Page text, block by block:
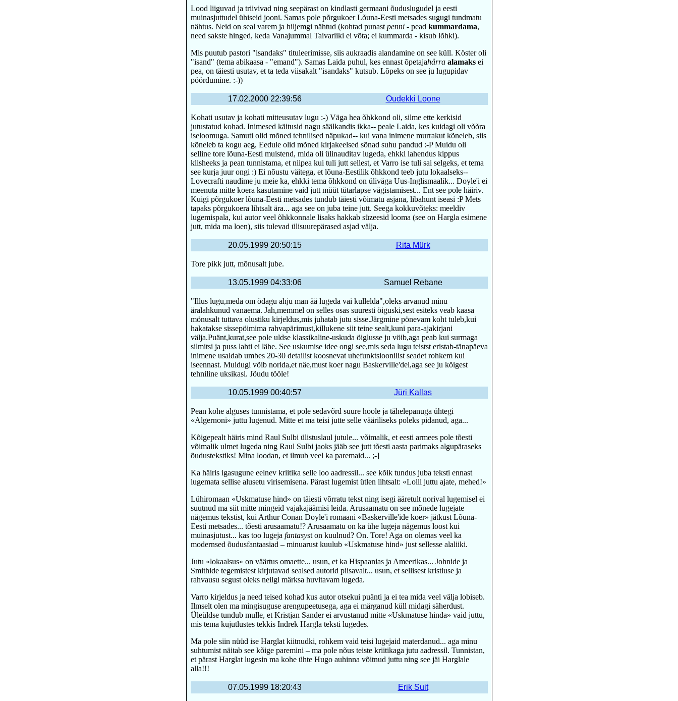
Lood liiguvad ja triivivad ning seepärast on kindlasti germaani õuduslugudel ja eesti
muinasjuttudel ühiseid jooni. Samas pole põrgukoer Lõuna-Eesti metsades sugugi tundmatu
nähtus. Neid on seal varem ja hiljemgi nähtud (kohtad punast penni- pead kummardama,
need sakste hinged, keda Vanajummal Taivariiki ei võta; ei kummarda - kisub lõhki).
Mis puutub pastori "isandaks" tituleerimisse, siis aukraadis alandamine on see küll. Köster oli
"isand" (tema abikaasa - "emand"). Samas Laida puhul, kes ennast õpetajahärra alamaksei
pea, on täiesti usutav, et ta teda viisakalt "isandaks" kutsub. Lõpeks on see ju lugupidav
pöördumine. :-))
17.02.2000 22:39:56 Oudekki Loone
Kohati usutav ja kohati mitteusutav lugu :-) Väga hea õhkkond oli, silme ette kerkisid
jutustatud kohad. Inimesed käitusid nagu säälkandis ikka-- peale Laida, kes kuidagi oli võõra
iseloomuga. Samuti olid mõned tehnilised näpukad-- kui vana inimene murrakut kõneleb, siis
kõneleb ta kogu aeg, Eedule olid mõned kirjakeelsed sõnad suhu pandud :-P Muidu oli
selline tore lõuna-Eesti muistend, mida oli ülinauditav lugeda, ehkki lahendus kippus
klisheeks ja pean tunnistama, et niipea kui tuli jutt sellest, et Varro ise tuli sai selgeks, et tema
see kurja juur ongi :) Ei nõustu väitega, et lõuna-Eestilik õhkkond teeb jutu lokaalseks--
Lovecrafti naudime ju meie ka, ehkki tema õhkkond on üliväga Uus-Inglismaalik... Doyle'i ei
meenuta mitte koera kasutamine vaid jutt müüt tütarlapse vägistamisest... Ent see pole häiriv.
Kuigi põrgukoer lõuna-Eesti metsades tundub täiesti võimatu asjana, libahunt iseasi :P Mets
tapaks põrgukoera lihtsalt ära... aga see on juba teine jutt. Seega kokkuvõteks: meeldiv
lugemispala, kui autor veel õhkkonnale lisaks hakkab süzeesid looma (see on Hargla esimene
jutt, mida ma loen), siis tulevad ülisuurepärased asjad välja.
20.05.1999 20:50:15 Rita Mürk
Tore pikk jutt, mõnusalt jube.
13.05.1999 04:33:06 Samuel Rebane
"Illus lugu,meda om ödagu ahju man ää lugeda vai kullelda",oleks arvanud minu
äralahkunud vanaema. Jah,memmel on selles osas suuresti öiguski,sest esiteks veab kaasa
mönusalt tuttava olustiku kirjeldus,mis juhatab jutu sisse.Järgmine pönevam koht tuleb,kui
hakatakse sissepöimima rahvapärimust,killukene siit teine sealt,kuni para-ajakirjani
välja.Puänt,kurat,see pole uldse klassikaline-uskuda öiglusse ju vöib,aga peab kui surmaga
silmitsi ja puss lahti ei lähe. See uskumise idee ongi see,mis seda lugu teistst eristab-tänapäeva
inimene usaldab umbes 20-30 detailist koosnevat uhefunktsioonilist seadet rohkem kui
iseennast. Muidugi vöib norida,et näe,must koer nagu Baskerville'del,aga see ju köigest
tehniline uksikasi. Jöudu tööle!
10.05.1999 00:40:57 Jüri Kallas
Pean kohe alguses tunnistama, et pole sedavõrd suure hoole ja tähelepanuga ühtegi
«Algernoni» juttu lugenud. Mitte et ma teisi jutte selle vääriliseks poleks pidanud, aga...
Kõigepealt häiris mind Raul Sulbi ülistuslaul jutule... võimalik, et eesti armees pole tõesti
võimalik ulmet lugeda ning Raul Sulbi jaoks jääb see jutt tõesti aasta parimaks algupäraseks
õudustekstiks! Mina loodan, et ilmub veel ka paremaid... ;-]
Ka häiris igasugune eelnev kriitika selle loo aadressil... see kõik tundus juba teksti ennast
lugemata sellise alusetu virisemisena. Pärast lugemist ütlen lihtsalt: «Lolli juttu ajate, mehed!»
Lühiromaan «Uskmatuse hind» on täiesti võrratu tekst ning isegi ääretult norival lugemisel ei
suutnud ma siit mitte mingeid vajakajäämisi leida. Arusaamatu on see mõnede lugejate
nägemus tekstist, kui Arthur Conan Doyle'i romaani «Baskerville'ide koer» jätkust Lõuna-
Eesti metsades... tõesti arusaamatu!? Arusaamatu on ka ühe lugeja nägemus loost kui
muinasjutust... kas too lugeja fantasyst on kuulnud? On. Tore! Aga on olemas veel ka
modernsed õudusfantaasiad – minuarust kuulub «Uskmatuse hind» just sellesse alaliiki.
Jutu «lokaalsus» on väärtus omaette... usun, et ka Hispaanias ja Ameerikas... Johnide ja
Smithide tegemistest kirjutavad sealsed autorid piisavalt... usun, et sellisest kristluse ja
rahvausu segust oleks neilgi märksa huvitavam lugeda.
Varro kirjeldus ja need teised kohad kus autor otsekui puänti ja ei tea mida veel välja lobiseb.
Ilmselt olen ma mingisuguse arengupeetusega, aga ei märganud küll midagi säherdust.
Üleüldse tundub mulle, et Kristjan Sander ei arvustanud mitte «Uskmatuse hinda» vaid juttu,
mis tema kujutlustes tekkis Indrek Hargla teksti lugedes.
Ma pole siin nüüd ise Harglat kiitnudki, rohkem vaid teisi lugejaid materdanud... aga minu
suhtumist näitab see kõige paremini – ma pole nõus teiste kriitikaga jutu aadressil. Tunnistan,
et pärast Harglat lugesin ma kohe ühte Hugo auhinna võitnud juttu ning see jäi Harglale
alla!!!
07.05.1999 18:20:43 Erik Suit